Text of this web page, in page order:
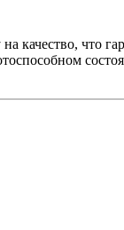
качество, что